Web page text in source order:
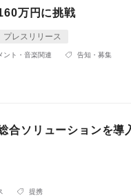
万円に挑戦
プレスリリース
ント・音楽関連 告知・募集
合ソリューションを導
提携